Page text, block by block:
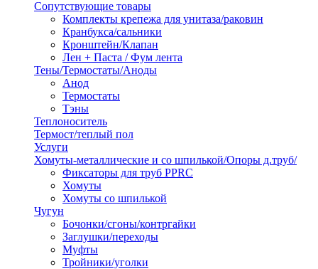
Сопутствующие товары
Комплекты крепежа для унитаза/раковин
Кранбукса/сальники
Кронштейн/Клапан
Лен + Паста / Фум лента
Тены/Термостаты/Аноды
Анод
Термостаты
Тэны
Теплоноситель
Термост/теплый пол
Услуги
Хомуты-металлические и со шпилькой/Опоры д.труб/
Фиксаторы для труб PPRC
Хомуты
Хомуты со шпилькой
Чугун
Бочонки/сгоны/контргайки
Заглушки/переходы
Муфты
Тройники/уголки